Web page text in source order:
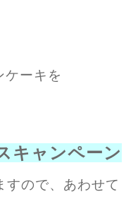
ケーキを
キャンペーン
ので、 あわせて